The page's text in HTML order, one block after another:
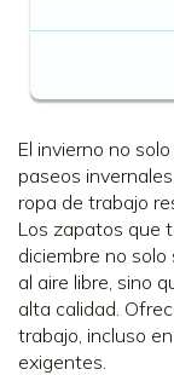
El invierno no
paseos
ropa de trabajo
Los zapatos que
diciembre no
al aire libre, sino
alta calidad.
trabajo, incluso
exigentes.